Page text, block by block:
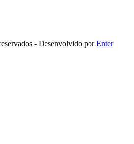
- Desenvolvido porEnter